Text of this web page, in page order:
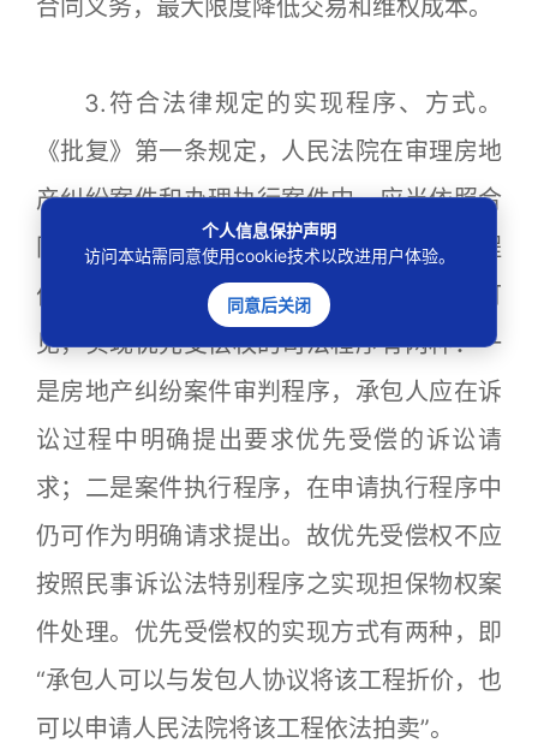
合同义务，最大限度降低交易和维权成本。
3.符合法律规定的实现程序、方式。
《批复》第一条规定，人民法院在审理房地
产纠纷案件和办理执行案件中，应当依照合
同法第二百八十六条的规定，认定建筑工程
价款优先受偿权优于抵押权和其他债权。可
见，实现优先受偿权的司法程序有两种：一
是房地产纠纷案件审判程序，承包人应在诉
讼过程中明确提出要求优先受偿的诉讼请
求；二是案件执行程序，在申请执行程序中
仍可作为明确请求提出。故优先受偿权不应
按照民事诉讼法特别程序之实现担保物权案
件处理。优先受偿权的实现方式有两种，即
“承包人可以与发包人协议将该工程折价，也
可以申请人民法院将该工程依法拍卖”。
个人信息保护声明
访问本站需同意使用cookie技术以改进用户体验。
同意后关闭